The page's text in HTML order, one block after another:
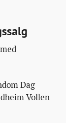
Dag
Vollen